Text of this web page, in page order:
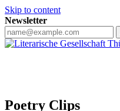
Skip to content
Newsletter
Poetry Clips